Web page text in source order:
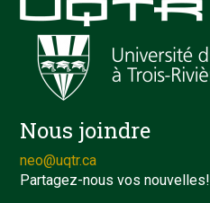
Nous joindre
neo@uqtr.ca
Partagez-nous vos nouvelles!